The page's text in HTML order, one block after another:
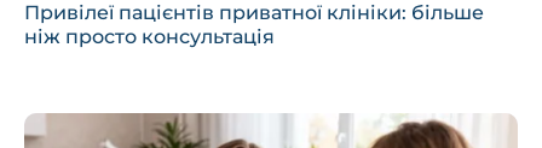
Привілеї пацієнтів приватної клініки: більше
ніж просто консультація